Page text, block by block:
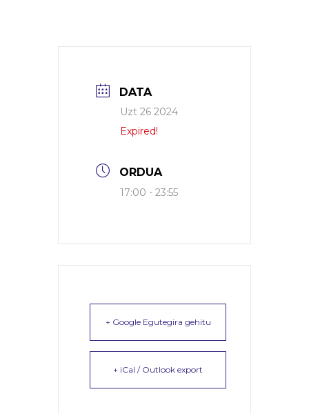
DATA
Uzt 26 2024
Expired!
ORDUA
17:00 - 23:55
+ Google Egutegira gehitu
+ iCal / Outlook export